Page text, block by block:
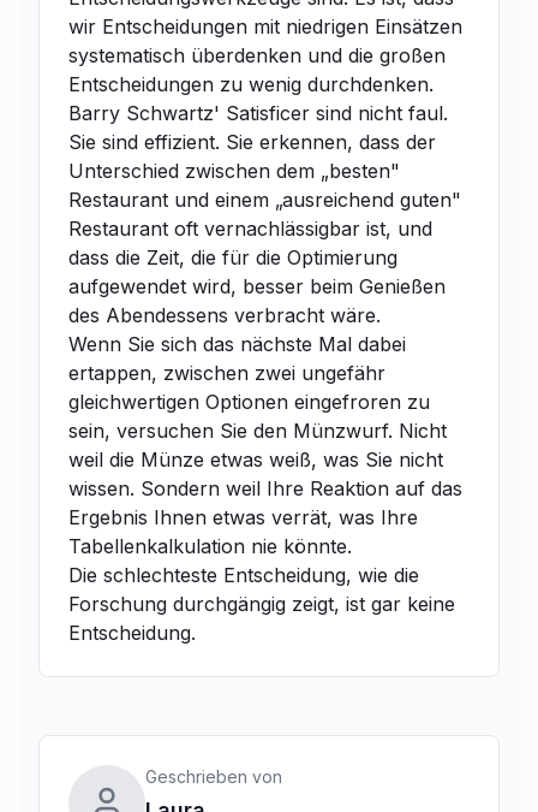
wir Entscheidungen mit niedrigen Einsätzen
systematisch überdenken und die großen
Entscheidungen zu wenig durchdenken.
Barry Schwartz' Satisficer sind nicht faul.
Sie sind effizient. Sie erkennen, dass der
Unterschied zwischen dem „besten"
Restaurant und einem „ausreichend guten"
Restaurant oft vernachlässigbar ist, und
dass die Zeit, die für die Optimierung
aufgewendet wird, besser beim Genießen
des Abendessens verbracht wäre.
Wenn Sie sich das nächste Mal dabei
ertappen, zwischen zwei ungefähr
gleichwertigen Optionen eingefroren zu
sein, versuchen Sie den Münzwurf. Nicht
weil die Münze etwas weiß, was Sie nicht
wissen. Sondern weil Ihre Reaktion auf das
Ergebnis Ihnen etwas verrät, was Ihre
Tabellenkalkulation nie könnte.
Die schlechteste Entscheidung, wie die
Forschung durchgängig zeigt, ist gar keine
Entscheidung.
Geschrieben von